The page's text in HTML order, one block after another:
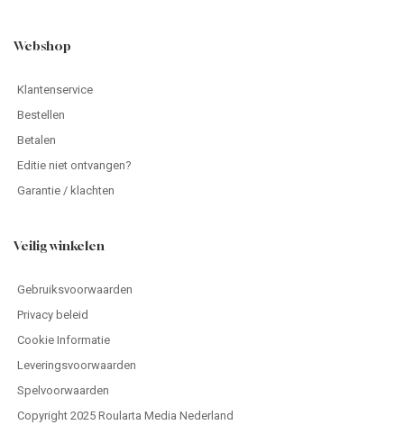
Webshop
Klantenservice
Bestellen
Betalen
Editie niet ontvangen?
Garantie / klachten
Veilig winkelen
Gebruiksvoorwaarden
Privacy beleid
Cookie Informatie
Leveringsvoorwaarden
Spelvoorwaarden
Copyright 2025 Roularta Media Nederland